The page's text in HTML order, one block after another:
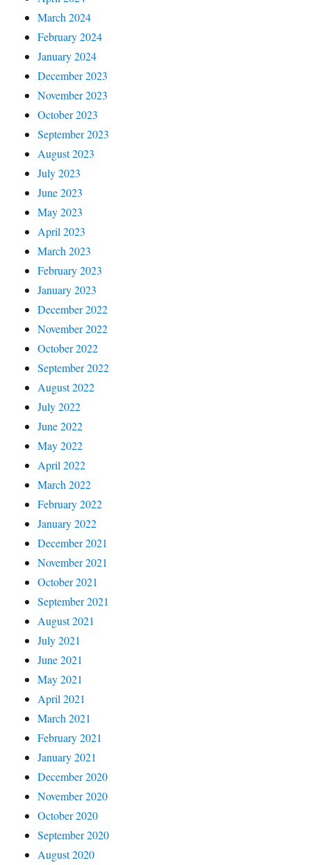
March 2024
February 2024
January 2024
December 2023
November 2023
October 2023
September 2023
August 2023
July 2023
June 2023
May 2023
April 2023
March 2023
February 2023
January 2023
December 2022
November 2022
October 2022
September 2022
August 2022
July 2022
June 2022
May 2022
April 2022
March 2022
February 2022
January 2022
December 2021
November 2021
October 2021
September 2021
August 2021
July 2021
June 2021
May 2021
April 2021
March 2021
February 2021
January 2021
December 2020
November 2020
October 2020
September 2020
August 2020